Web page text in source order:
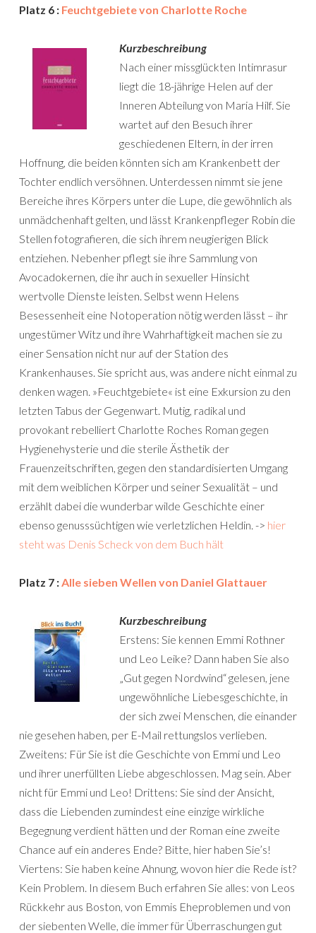
Platz 6 : Feuchtgebiete von Charlotte Roche
Kurzbeschreibung
Nach einer missglückten Intimrasur
liegt die 18-jährige Helen auf der
Inneren Abteilung von Maria Hilf. Sie
wartet auf den Besuch ihrer
geschiedenen Eltern, in der irren
Hoffnung, die beiden könnten sich am Krankenbett der
Tochter endlich versöhnen. Unterdessen nimmt sie jene
Bereiche ihres Körpers unter die Lupe, die gewöhnlich als
unmädchenhaft gelten, und lässt Krankenpfleger Robin die
Stellen fotografieren, die sich ihrem neugierigen Blick
entziehen. Nebenher pflegt sie ihre Sammlung von
Avocadokernen, die ihr auch in sexueller Hinsicht
wertvolle Dienste leisten. Selbst wenn Helens
Besessenheit eine Notoperation nötig werden lässt – ihr
ungestümer Witz und ihre Wahrhaftigkeit machen sie zu
einer Sensation nicht nur auf der Station des
Krankenhauses. Sie spricht aus, was andere nicht einmal zu
denken wagen. »Feuchtgebiete« ist eine Exkursion zu den
letzten Tabus der Gegenwart. Mutig, radikal und
provokant rebelliert Charlotte Roches Roman gegen
Hygienehysterie und die sterile Ästhetik der
Frauenzeitschriften, gegen den standardisierten Umgang
mit dem weiblichen Körper und seiner Sexualität – und
erzählt dabei die wunderbar wilde Geschichte einer
ebenso genusssüchtigen wie verletzlichen Heldin. -> hier
steht was Denis Scheck von dem Buch hält
Platz 7 :Alle sieben Wellen von Daniel Glattauer
Kurzbeschreibung
Erstens: Sie kennen Emmi Rothner
und Leo Leike? Dann haben Sie also
„Gut gegen Nordwind“ gelesen, jene
ungewöhnliche Liebesgeschichte, in
der sich zwei Menschen, die einander
nie gesehen haben, per E-Mail rettungslos verlieben.
Zweitens: Für Sie ist die Geschichte von Emmi und Leo
und ihrer unerfüllten Liebe abgeschlossen. Mag sein. Aber
nicht für Emmi und Leo! Drittens: Sie sind der Ansicht,
dass die Liebenden zumindest eine einzige wirkliche
Begegnung verdient hätten und der Roman eine zweite
Chance auf ein anderes Ende? Bitte, hier haben Sie’s!
Viertens: Sie haben keine Ahnung, wovon hier die Rede ist?
Kein Problem. In diesem Buch erfahren Sie alles: von Leos
Rückkehr aus Boston, von Emmis Eheproblemen und von
der siebenten Welle, die immer für Überraschungen gut